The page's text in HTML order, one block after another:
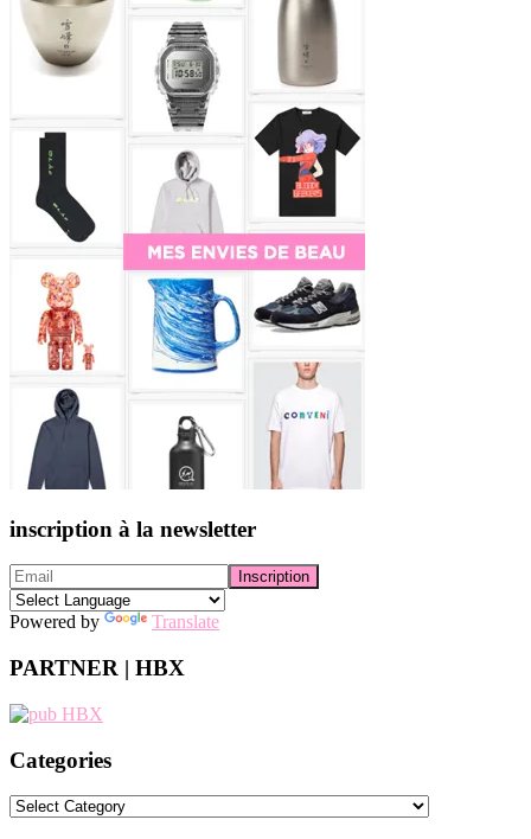
inscription à la newsletter
Powered by Translate
PARTNER | HBX
Categories
Categories